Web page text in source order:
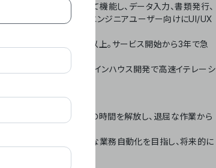
連携データベースとして機能し、データ入力、書類発行、
などの業務を自動化。非エンジニアユーザー向けにUI/UX
、直近成長率300%以上。サービス開始から3年で急
ラットフォームで完結。インハウス開発で高速イテレーシ
– テクノロジーで人々の時間を解放し、退屈な作業から
」 – 世界的な業務自動化を目指し、将来的に